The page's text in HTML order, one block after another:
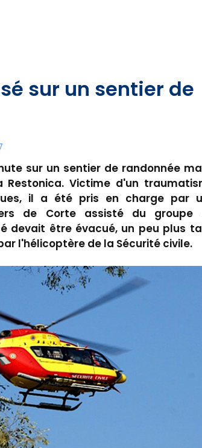
sur un sentier de
sur un sentier de randonnée
Victime d'un
il a été pris en charge par
de Corte assisté du groupe
devait être évacué, un peu plus
l'hélicoptère de la Sécurité civile.